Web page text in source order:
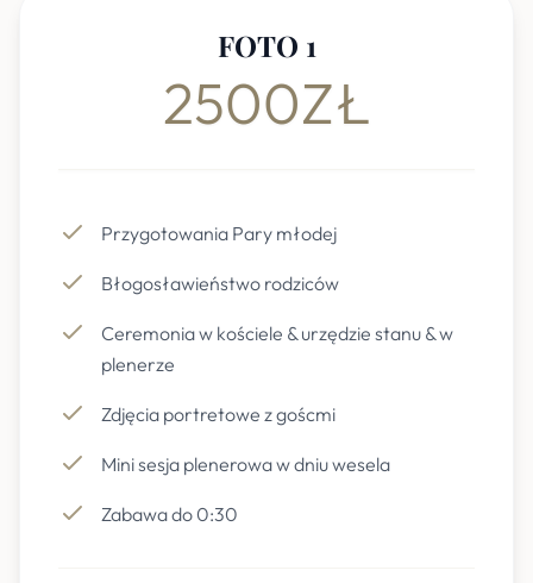
FOTO 1
2500ZŁ
Przygotowania Pary młodej
Błogosławieństwo rodziców
Ceremonia w kościele & urzędzie stanu & w
plenerze
Zdjęcia portretowe z goścmi
Mini sesja plenerowa w dniu wesela
Zabawa do 0:30